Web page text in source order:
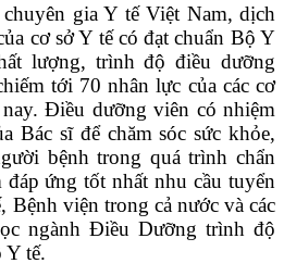
gia Y tế Việt Nam, dịch
cơ sở Y tế có đạt chuẩn Bộ Y
lượng, trình độ điều dưỡng
tới 70 nhân lực của các cơ
Điều dưỡng viên có nhiệm
Bác sĩ để chăm sóc sức khỏe,
bệnh trong quá trình chẩn
ứng tốt nhất nhu cầu tuyển
Bệnh viện trong cả nước và các
ngành Điều Dưỡng trình độ
Y tế.